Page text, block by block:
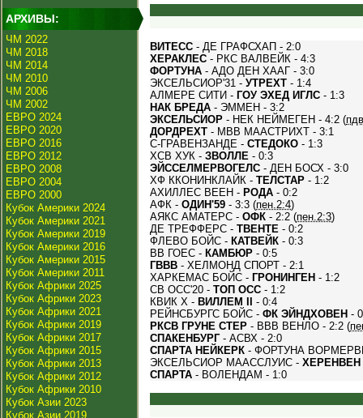
АРХИВЫ:
ЧМ 2022
ЧМ 2018
ЧМ 2014
ЧМ 2010
ЧМ 2006
ЧМ 2002
ЕВРО 2024
ЕВРО 2020
ЕВРО 2016
ЕВРО 2012
ЕВРО 2008
ЕВРО 2004
ЕВРО 2000
Кубок Америки 2024
Кубок Америки 2021
Кубок Америки 2019
Кубок Америки 2016
Кубок Америки 2015
Кубок Америки 2011
Кубок Африки 2025
Кубок Африки 2023
Кубок Африки 2021
Кубок Африки 2019
Кубок Африки 2017
Кубок Африки 2015
Кубок Африки 2013
Кубок Африки 2012
Кубок Африки 2010
Кубок Азии 2023
Кубок Азии 2019
ВИТЕСС - ДЕ ГРАФСХАП - 2:0
ХЕРАКЛЕС - РКС ВАЛВЕЙК - 4:3
ФОРТУНА - АДО ДЕН ХААГ - 3:0
ЭКСЕЛЬСИОР'31 - УТРЕХТ - 1:4
АЛМЕРЕ СИТИ - ГОУ ЭХЕД ИГЛС - 1:3
НАК БРЕДА - ЭММЕН - 3:2
ЭКСЕЛЬСИОР - НЕК НЕЙМЕГЕН - 4:2 (пдв
ДОРДРЕХТ - МВВ МААСТРИХТ - 3:1
С-ГРАВЕНЗАНДЕ - СТЕДОКО - 1:3
ХСВ ХУК - ЗВОЛЛЕ - 0:3
ЭЙССЕЛМЕРВОГЕЛС - ДЕН БОСХ - 3:0
ХФ ККОНИНКЛАЙК - ТЕЛСТАР - 1:2
АХИЛЛЕС ВЕЕН - РОДА - 0:2
АФК - ОДИН'59 - 3:3 (пен.2:4)
АЯКС АМАТЕРС - ОФК - 2:2 (пен.2:3)
ДЕ ТРЕФФЕРС - ТВЕНТЕ - 0:2
ФЛЕВО БОЙС - КАТВЕЙК - 0:3
ВВ ГОЕС - КАМБЮР - 0:5
ГВВВ - ХЕЛМОНД СПОРТ - 2:1
ХАРКЕМАС БОЙС - ГРОНИНГЕН - 1:2
СВ ОСС'20 - ТОП ОСС - 1:2
КВИК Х - ВИЛЛЕМ II
- 0:4
РЕЙНСБУРГС БОЙС - ФК ЭЙНДХОВЕН -
РКСВ ГРУНЕ СТЕР - ВВВ ВЕНЛО - 2:2 (
СПАКЕНБУРГ- АСВХ - 2:0
СПАРТА НЕЙКЕРК - ФОРТУНА
ЭКСЕЛЬСИОР МААССЛУИС - ХЕРЕНВЕН
СПАРТА - ВОЛЕНДАМ - 1:0